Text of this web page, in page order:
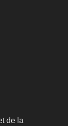
de la